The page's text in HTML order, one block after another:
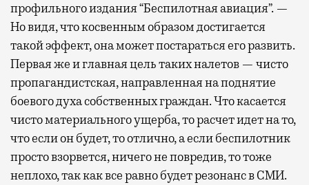
профильного издания “Беспилотная авиация”. —
Но видя, что косвенным образом достигается
такой эффект, она может постараться его развить.
Первая же и главная цель таких налетов — чисто
пропагандистская, направленная на поднятие
боевого духа собственных граждан. Что касается
чисто материального ущерба, то расчет идет на то,
что если он будет, то отлично, а если беспилотник
просто взорвется, ничего не повредив, то тоже
неплохо, так как все равно будет резонанс в СМИ.